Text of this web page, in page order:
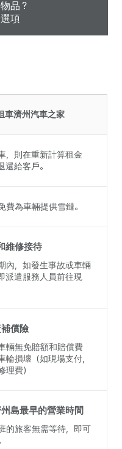
品？
項
車濟州汽車之家
，則在重新計算租金
還給客戶。
費為車輛提供雪鏈。
維修接待
內，如發生事故或車輛
派遣服務人員前往現
償險
輛無免賠額和賠償費
輪損壞（如現場支付，
理費）
島最早的營業時間
的旅客無需等待，即可